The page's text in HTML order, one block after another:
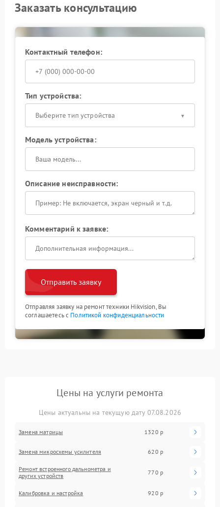
Заказать консультацию
Контактный телефон:
Тип устройства:
Выберите тип устройства
Модель устройства:
Описание неисправности:
Комментарий к заявке:
Отправить заявку
Отправляя заявку на ремонт техники Hikvision, Вы
соглашаетесь с Политикой конфиденциальности
Цены на услуги ремонта
Цены актуальны на текущую дату 07.08.2026
Замена матрицы 1320 р
Замена микросхемы усилителя 620 р
Ремонт встроенного дальнометра и
других устройств
770 р
Калибровка и настройка 920 р